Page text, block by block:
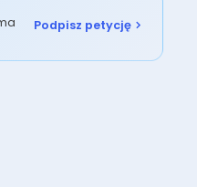
Podpisz petycję